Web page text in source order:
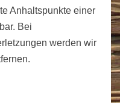
Anhaltspunkte einer
Bei
werden wir